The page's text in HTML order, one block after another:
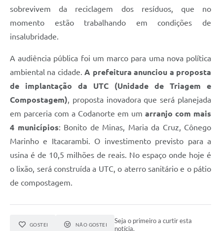
sobrevivem da reciclagem dos resíduos, que no
momento estão trabalhando em condições de
insalubridade.
A audiência pública foi um marco para uma nova política
ambiental na cidade. A prefeitura anunciou a proposta
de implantação da UTC (Unidade de Triagem e
Compostagem) , proposta inovadora que será planejada
em parceria com a Codanorte em um arranjo com mais
4 municípios: Bonito de Minas, Maria da Cruz, Cônego
Marinho e Itacarambi. O investimento previsto para a
usina é de 10,5 milhões de reais. No espaço onde hoje é
o lixão, será construída a UTC, o aterro sanitário e o pátio
de compostagem.
GOSTEI NÃO GOSTEI
Seja o primeiro a curtir esta
notícia.